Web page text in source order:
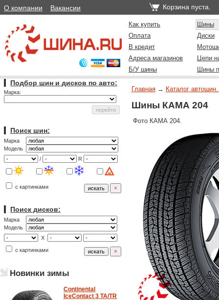
О компании Вакансии Корзина пуста.
Как купить
Шины
Оплата
Диски
В кредит
Адреса магазинов
Цепи
Б/У шины
Шины
Подбор шин и дисков по авто:
Марка:
Поиск шин:
Марка
Модель
/
R
с картинками
Поиск дисков:
Марка
Модель
X
с картинками
Новинки зимы
Continental
IceContact 3 TA/TR
Главная → Каталог
Шины КАМА 204
Фото КАМА 204.